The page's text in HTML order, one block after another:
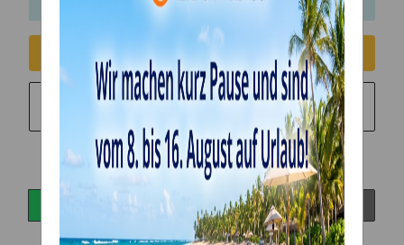
Consent erteilen
Sie möchten in monatlichen Raten zahlen?Weitere